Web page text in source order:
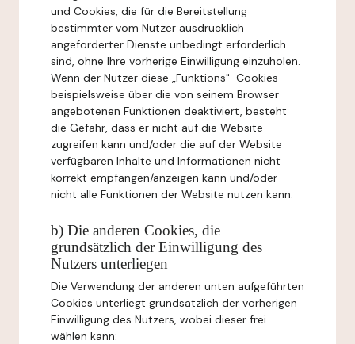
und Cookies, die für die Bereitstellung
bestimmter vom Nutzer ausdrücklich
angeforderter Dienste unbedingt erforderlich
sind, ohne Ihre vorherige Einwilligung einzuholen.
Wenn der Nutzer diese „Funktions"-Cookies
beispielsweise über die von seinem Browser
angebotenen Funktionen deaktiviert, besteht
die Gefahr, dass er nicht auf die Website
zugreifen kann und/oder die auf der Website
verfügbaren Inhalte und Informationen nicht
korrekt empfangen/anzeigen kann und/oder
nicht alle Funktionen der Website nutzen kann.
b) Die anderen Cookies, die
grundsätzlich der Einwilligung des
Nutzers unterliegen
Die Verwendung der anderen unten aufgeführten
Cookies unterliegt grundsätzlich der vorherigen
Einwilligung des Nutzers, wobei dieser frei
wählen kann: